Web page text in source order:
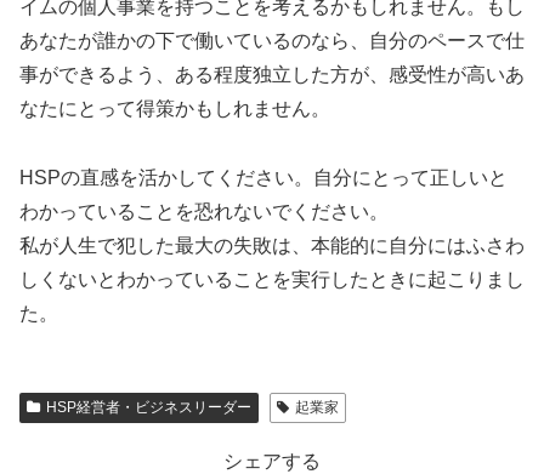
イムの個人事業を持つことを考えるかもしれません。もし
あなたが誰かの下で働いているのなら、自分のペースで仕
事ができるよう、ある程度独立した方が、感受性が高いあ
なたにとって得策かもしれません。
HSPの直感を活かしてください。自分にとって正しいと
わかっていることを恐れないでください。
私が人生で犯した最大の失敗は、本能的に自分にはふさわ
しくないとわかっていることを実行したときに起こりまし
た。
HSP経営者・ビジネスリーダー 起業家
シェアする